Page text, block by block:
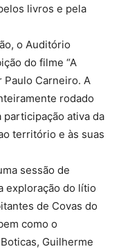
livros e pela
o Auditório
do filme “A
Paulo Carneiro. A
rodado
participação ativa da
território e às suas
sessão de
exploração do lítio
de Covas do
como o
Guilherme